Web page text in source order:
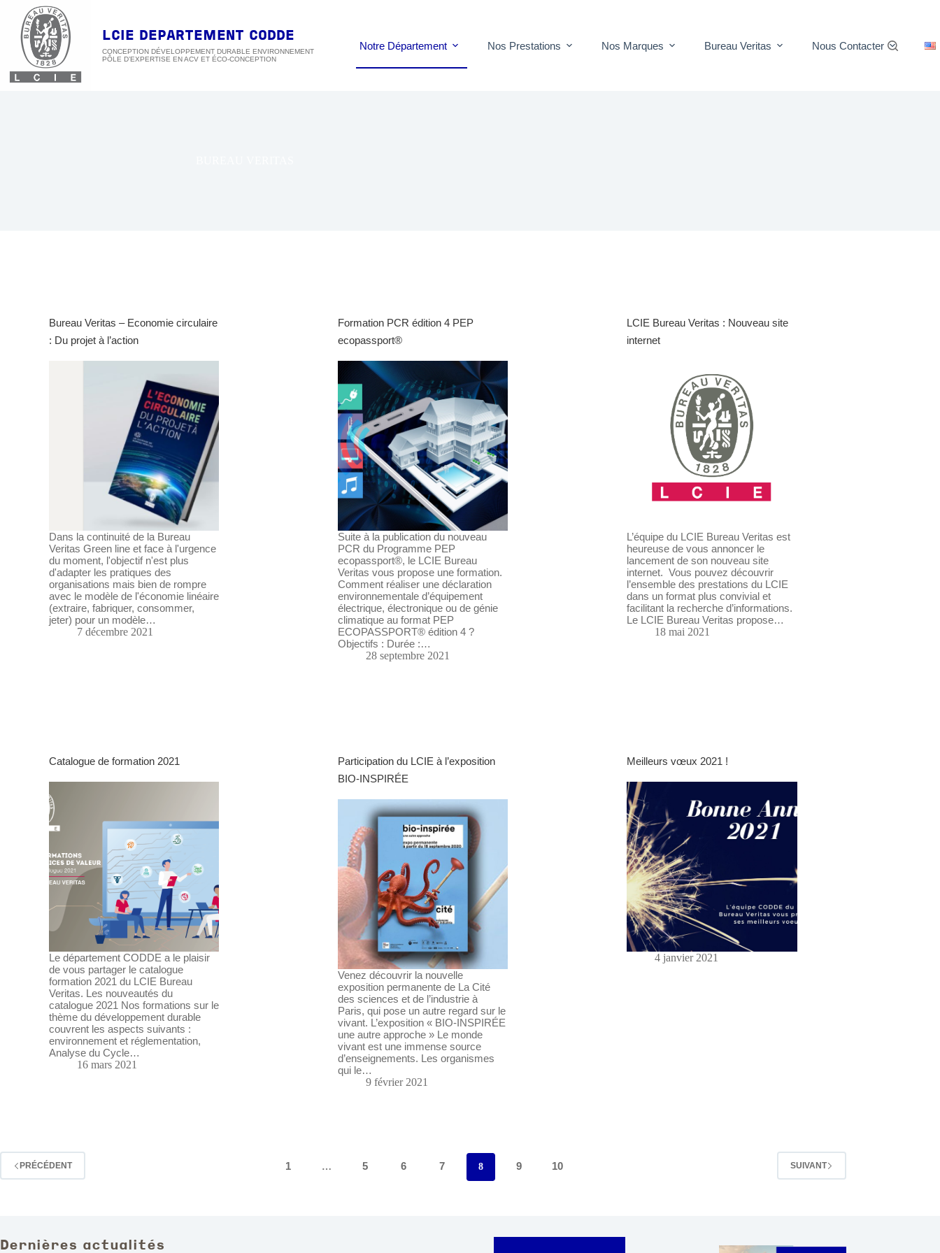
contenu
LCIE DEPARTEMENT CODDE
CONCEPTION DÉVELOPPEMENT DURABLE ENVIRONNEMENT Notre Département Nos Prestations Nos Marques Bureau Veritas Nous Contacter
Bureau Veritas – Economie circulaire
: Du projet à l’action
Dans la continuité de la Bureau
Veritas Green line et face à l'urgence
du moment, l'objectif n'est plus
d'adapter les pratiques des
organisations mais bien de rompre
avec le modèle de l'économie linéaire
(extraire, fabriquer, consommer,
jeter) pour un modèle…
7 décembre 2021
Formation PCR édition 4 PEP
ecopassport®
Suite à la publication du nouveau
PCR du Programme PEP
ecopassport®, le LCIE Bureau
Veritas vous propose une formation.
Comment réaliser une déclaration
environnementale d’équipement
électrique, électronique ou de génie
climatique au format PEP
ECOPASSPORT® édition 4 ?
Objectifs : Durée :…
28 septembre 2021
LCIE Bureau Veritas : Nouveau site
internet
L’équipe du LCIE Bureau Veritas est
heureuse de vous annoncer le
lancement de son nouveau site
internet. Vous pouvez découvrir
l’ensemble des prestations du LCIE
dans un format plus convivial et
facilitant la recherche d’informations.
Le LCIE Bureau Veritas propose…
18 mai 2021
Catalogue de formation 2021
Le département CODDE a le plaisir
de vous partager le catalogue
formation 2021 du LCIE Bureau
Veritas. Les nouveautés du
catalogue 2021 Nos formations sur le
thème du développement durable
couvrent les aspects suivants :
environnement et réglementation,
Analyse du Cycle…
16 mars 2021
Participation du LCIE à l’exposition
BIO-INSPIRÉE
Venez découvrir la nouvelle
exposition permanente de La Cité
des sciences et de l’industrie à
Paris, qui pose un autre regard sur le
vivant. L’exposition « BIO-INSPIRÉE
une autre approche » Le monde
vivant est une immense source
d’enseignements. Les organismes
qui le…
9 février 2021
Meilleurs vœux 2021 !
4 janvier 2021
PRÉCÉDENT 1 … 5 6 7 8 9 10 SUIVANT
Dernières actualités